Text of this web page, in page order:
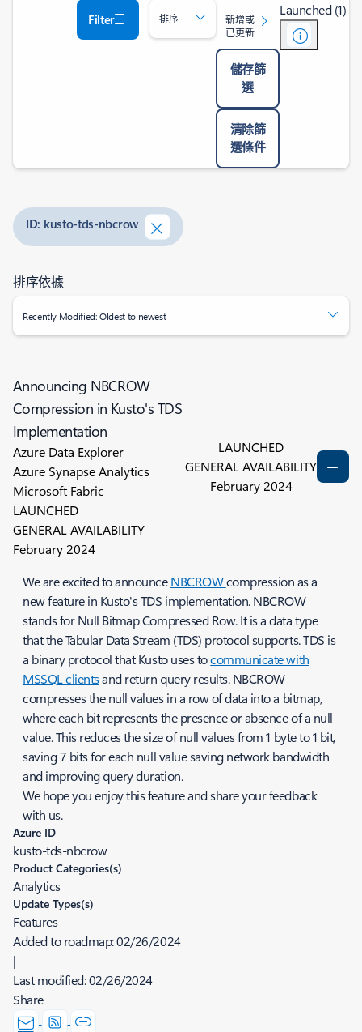
Filter 排序
新增或
已更新
儲存篩
選
清除篩
選條件
Launched (1)
ID: kusto-tds-nbcrow
排序依據
Recently Modified: Oldest to newest
Announcing NBCROW
Compression in Kusto's TDS
Implementation
Azure Data Explorer
Azure Synapse Analytics
Microsoft Fabric
LAUNCHED
GENERAL AVAILABILITY
February 2024
LAUNCHED
GENERAL AVAILABILITY
February 2024
We are excited to announceNBCROWcompression as a
new feature in Kusto's TDS implementation. NBCROW
stands for Null Bitmap Compressed Row. It is a data type
that the Tabular Data Stream (TDS) protocol supports. TDS is
a binary protocol that Kusto uses tocommunicate with
MSSQL clientsand return query results. NBCROW
compresses the null values in a row of data into a bitmap,
where each bit represents the presence or absence of a null
value. This reduces the size of null values from 1 byte to 1 bit,
saving 7 bits for each null value saving network bandwidth
and improving query duration.
We hope you enjoy this feature and share your feedback
with us.
Azure ID
kusto-tds-nbcrow
Product Categories(s)
Analytics
Update Types(s)
Features
Added to roadmap:02/26/2024
|
Last modified:02/26/2024
Share